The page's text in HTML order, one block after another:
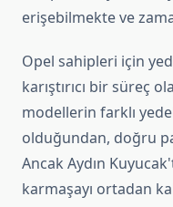
erişebilmekte ve
Opel sahipleri için
karıştırıcı bir süreç
modellerin farklı
olduğundan, doğru
Ancak Aydın
karmaşayı ortadan